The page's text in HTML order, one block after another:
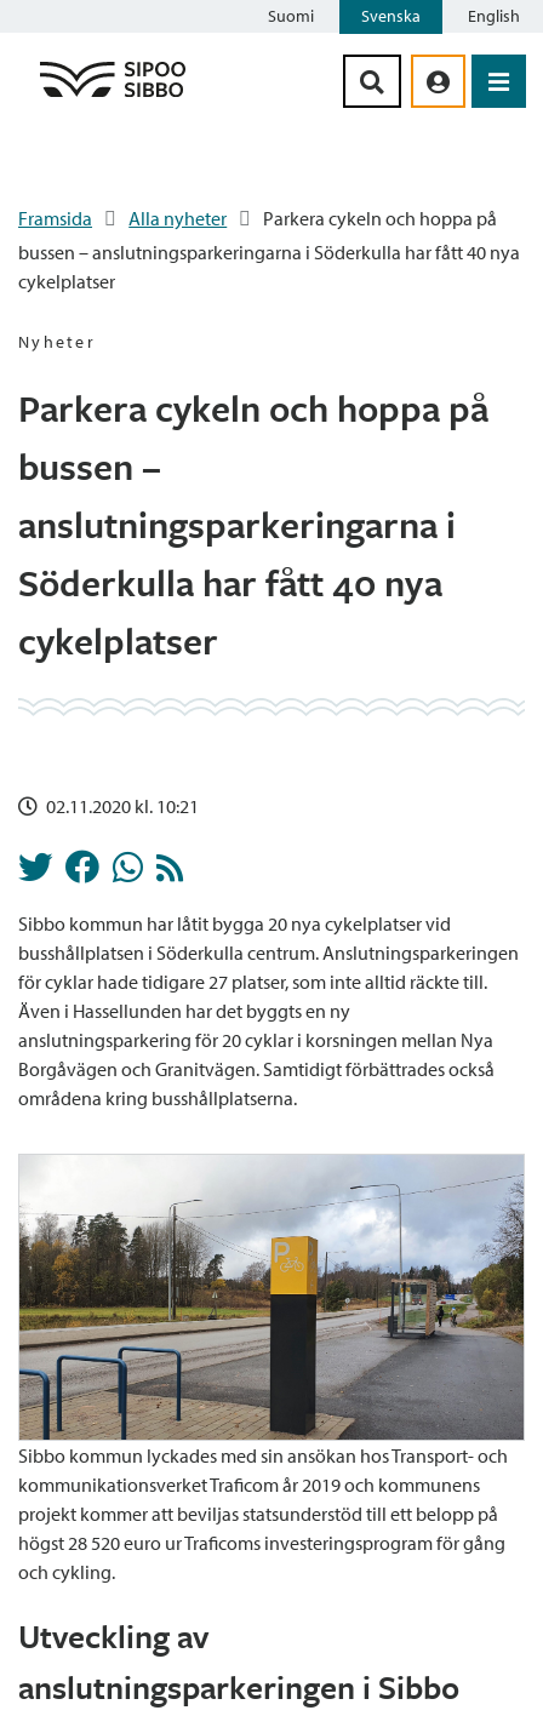
Suomi Svenska English
Framsida Alla nyheter
Parkera cykeln och hoppa på
bussen – anslutningsparkeringarna i Söderkulla har fått 40 nya
cykelplatser
Nyheter
Parkera cykeln och hoppa på
bussen –
anslutningsparkeringarna i
Söderkulla har fått 40 nya
cykelplatser
02.11.2020 kl. 10:21
Sibbo kommun har låtit bygga 20 nya cykelplatser vid
busshållplatsen i Söderkulla centrum. Anslutningsparkeringen
för cyklar hade tidigare 27 platser, som inte alltid räckte till.
Även i Hassellunden har det byggts en ny
anslutningsparkering för 20 cyklar i korsningen mellan Nya
Borgåvägen och Granitvägen. Samtidigt förbättrades också
områdena kring busshållplatserna.
Sibbo kommun lyckades med sin ansökan hos Transport- och
kommunikationsverket Traficom år 2019 och kommunens
projekt kommer att beviljas statsunderstöd till ett belopp på
högst 28 520 euro ur Traficoms investeringsprogram för gång
och cykling.
Utveckling av
anslutningsparkeringen i Sibbo